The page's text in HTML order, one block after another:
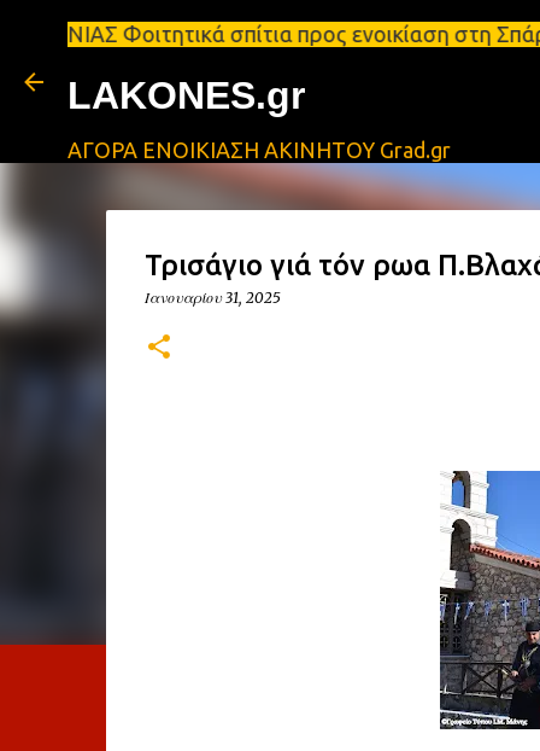
σπίτια προς ενοικίαση στη Σπάρτη
LAKONES.gr
ΑΓΟΡΑ ΕΝΟΙΚΙΑΣΗ ΑΚΙΝΗΤΟΥ Grad.gr
Τρισάγιο γιά τόν Ἥρωα
Ιανουαρίου 31, 2025